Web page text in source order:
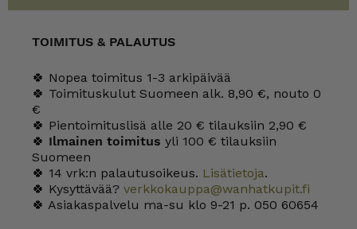
TOIMITUS & PALAUTUS
🍀 Nopea toimitus 1-3 arkipäivää
🍀 Toimituskulut Suomeen alk. 8,90 €, nouto 0
€
🍀 Pientoimituslisä alle 20 € tilauksiin 2,90 €
🍀 Ilmainen toimitus yli 100 € tilauksiin
Suomeen
🍀 14 vrk:n palautusoikeus. Lisätietoja.
🍀 Kysyttävää? verkkokauppa@wanhatkupit.fi
🍀 Asiakaspalvelu ma-su klo 9-21 p. 050 60654